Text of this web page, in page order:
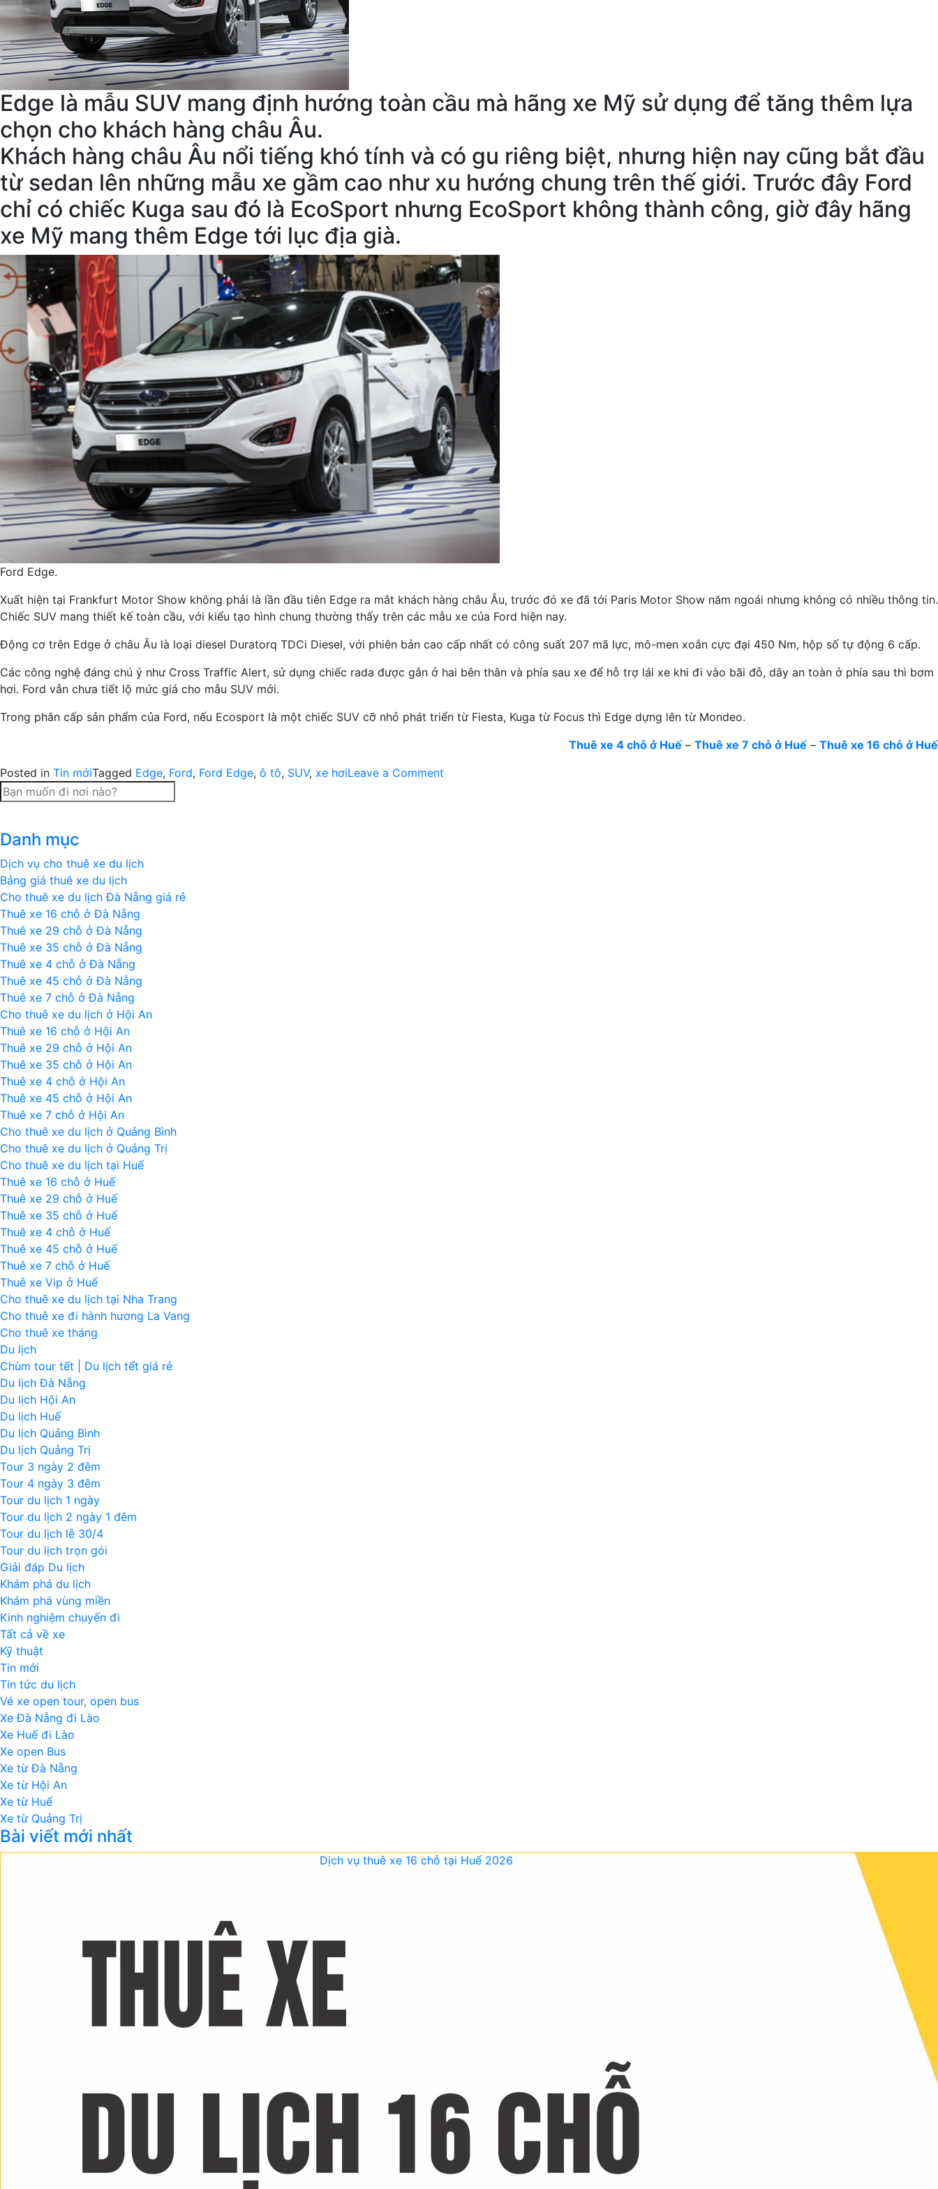
Edge là mẫu SUV mang định hướng toàn cầu mà hãng xe Mỹ sử dụng để tăng thêm lựa
chọn cho khách hàng châu Âu.
Khách hàng châu Âu nổi tiếng khó tính và có gu riêng biệt, nhưng hiện nay cũng bắt đầu
từ sedan lên những mẫu xe gầm cao như xu hướng chung trên thế giới. Trước đây Ford
chỉ có chiếc Kuga sau đó là EcoSport nhưng EcoSport không thành công, giờ đây hãng
xe Mỹ mang thêm Edge tới lục địa già.
Ford Edge.
Xuất hiện tại Frankfurt Motor Show không phải là lần đầu tiên Edge ra mắt khách hàng châu Âu, trước đó xe đã tới Paris Motor Show năm ngoái nhưng không có nhiều thông tin.
Chiếc SUV mang thiết kế toàn cầu, với kiểu tạo hình chung thường thấy trên các mẫu xe của Ford hiện nay.
Động cơ trên Edge ở châu Âu là loại diesel Duratorq TDCi Diesel, với phiên bản cao cấp nhất có công suất 207 mã lực, mô-men xoắn cực đại 450 Nm, hộp số tự động 6 cấp.
Các công nghệ đáng chú ý như Cross Traffic Alert, sử dụng chiếc rada được gắn ở hai bên thân và phía sau xe để hỗ trợ lái xe khi đi vào bãi đỗ, dây an toàn ở phía sau thì bơm
hơi. Ford vẫn chưa tiết lộ mức giá cho mẫu SUV mới.
Trong phân cấp sản phẩm của Ford, nếu Ecosport là một chiếc SUV cỡ nhỏ phát triển từ Fiesta, Kuga từ Focus thì Edge dựng lên từ Mondeo.
Thuê xe 4 chỗ ở Huế – Thuê xe 7 chỗ ở Huế – Thuê xe 16 chỗ ở Huế
Posted in Tin mớiTagged Edge, Ford, Ford Edge, ô tô, SUV, xe hơiLeave a Comment
Danh mục
Dịch vụ cho thuê xe du lịch
Bảng giá thuê xe du lịch
Cho thuê xe du lịch Đà Nẵng giá rẻ
Thuê xe 16 chỗ ở Đà Nẵng
Thuê xe 29 chỗ ở Đà Nẵng
Thuê xe 35 chỗ ở Đà Nẵng
Thuê xe 4 chỗ ở Đà Nẵng
Thuê xe 45 chỗ ở Đà Nẵng
Thuê xe 7 chỗ ở Đà Nẵng
Cho thuê xe du lịch ở Hội An
Thuê xe 16 chỗ ở Hội An
Thuê xe 29 chỗ ở Hội An
Thuê xe 35 chỗ ở Hội An
Thuê xe 4 chỗ ở Hội An
Thuê xe 45 chỗ ở Hội An
Thuê xe 7 chỗ ở Hội An
Cho thuê xe du lịch ở Quảng Bình
Cho thuê xe du lịch ở Quảng Trị
Cho thuê xe du lịch tại Huế
Thuê xe 16 chỗ ở Huế
Thuê xe 29 chỗ ở Huế
Thuê xe 35 chỗ ở Huế
Thuê xe 4 chỗ ở Huế
Thuê xe 45 chỗ ở Huế
Thuê xe 7 chỗ ở Huế
Thuê xe Vip ở Huế
Cho thuê xe du lịch tại Nha Trang
Cho thuê xe đi hành hương La Vang
Cho thuê xe tháng
Du lịch
Chùm tour tết | Du lịch tết giá rẻ
Du lịch Đà Nẵng
Du lịch Hội An
Du lịch Huế
Du lịch Quảng Bình
Du lịch Quảng Trị
Tour 3 ngày 2 đêm
Tour 4 ngày 3 đêm
Tour du lịch 1 ngày
Tour du lịch 2 ngày 1 đêm
Tour du lịch lễ 30/4
Tour du lịch trọn gói
Giải đáp Du lịch
Khám phá du lịch
Khám phá vùng miền
Kinh nghiệm chuyến đi
Tất cả về xe
Kỹ thuật
Tin mới
Tin tức du lịch
Vé xe open tour, open bus
Xe Đà Nẵng đi Lào
Xe Huế đi Lào
Xe open Bus
Xe từ Đà Nẵng
Xe từ Hội An
Xe từ Huế
Xe từ Quảng Trị
Bài viết mới nhất
Dịch vụ thuê xe 16 chỗ tại Huế 2026